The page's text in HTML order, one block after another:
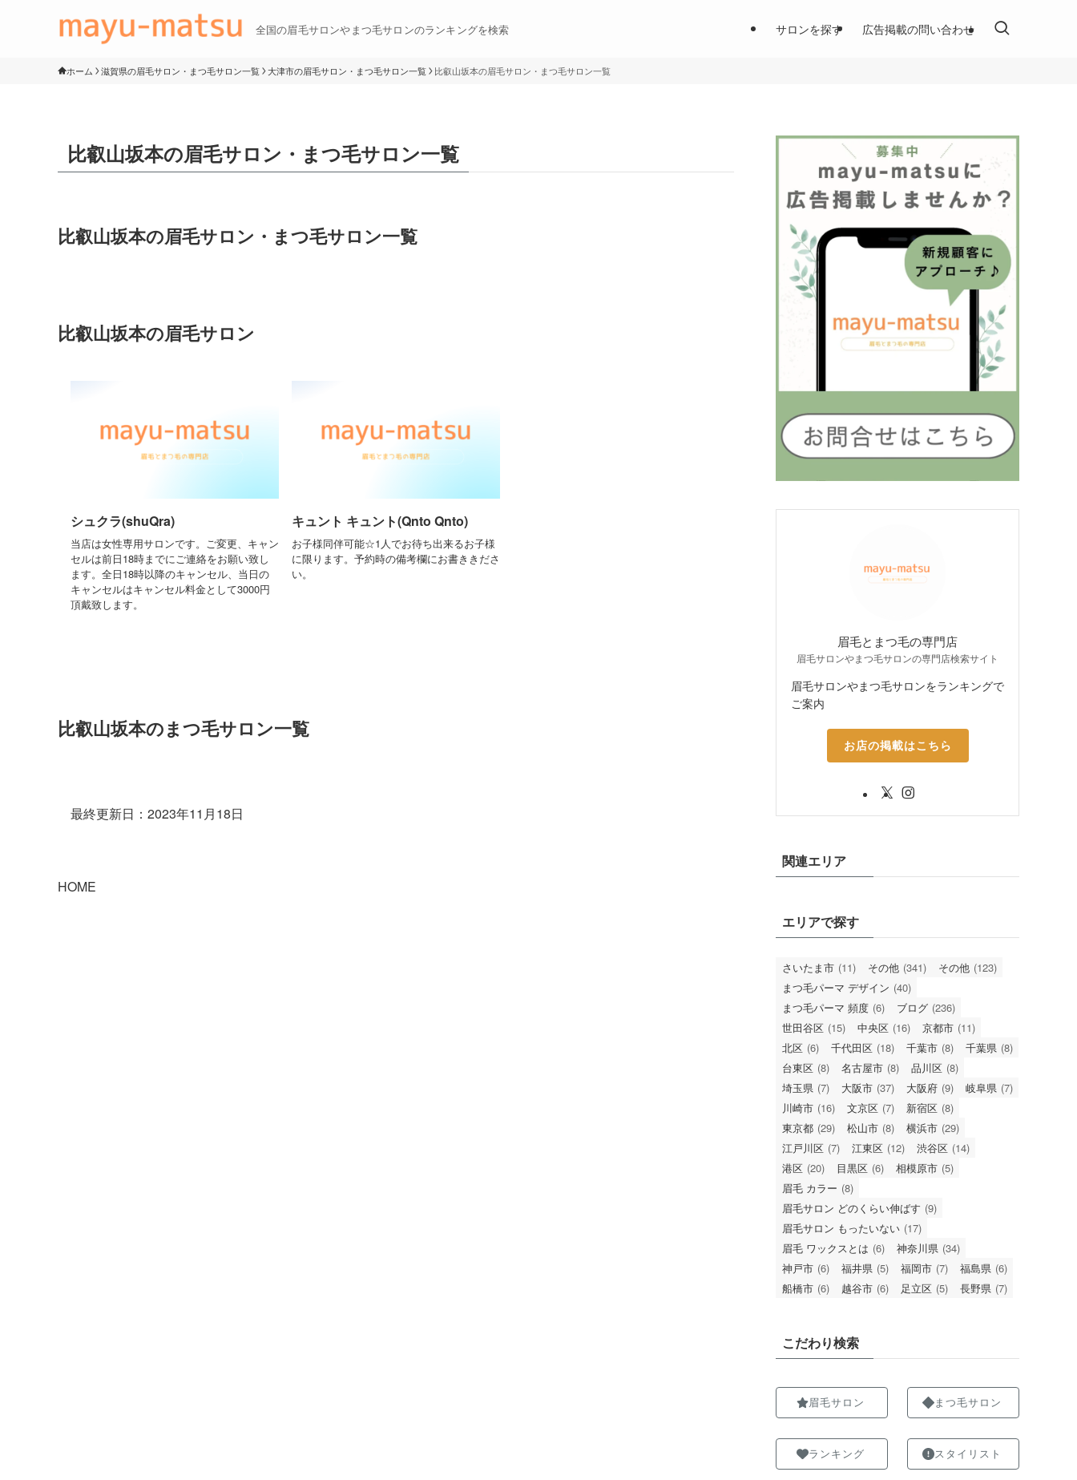
全国の眉毛サロンやまつ毛サロンのランキングを検索 サロンを探す 広告掲載の問い合わせ
ホーム 滋賀県の眉毛サロン・まつ毛サロン一覧 大津市の眉毛サロン・まつ毛サロン一覧 比叡山坂本の眉毛サロン・まつ毛サロン一覧
比叡山坂本の眉毛サロン・まつ毛サロン一覧
比叡山坂本の眉毛サロン・まつ毛サロン一覧
比叡山坂本の眉毛サロン
シュクラ(shuQra)
当店は女性専用サロンです。ご変更、キャン
セルは前日18時までにご連絡をお願い致し
ます。全日18時以降のキャンセル、当日の
キャンセルはキャンセル料金として3000円
頂戴致します。
キュント キュント(Qnto Qnto)
お子様同伴可能☆1人でお待ち出来るお子様
に限ります。予約時の備考欄にお書ききださ
い。
比叡山坂本のまつ毛サロン一覧
最終更新日：2023年11月18日
HOME
眉毛とまつ毛の専門店
眉毛サロンやまつ毛サロンの専門店検索サイト
眉毛サロンやまつ毛サロンをランキングで
ご案内
お店の掲載はこちら
関連エリア
エリアで探す
さいたま市 (11) その他 (341) その他 (123)
まつ毛パーマ デザイン (40)
まつ毛パーマ 頻度 (6) ブログ (236)
世田谷区 (15) 中央区 (16) 京都市 (11)
北区 (6) 千代田区 (18) 千葉市 (8) 千葉県 (8)
台東区 (8) 名古屋市 (8) 品川区 (8)
埼玉県 (7) 大阪市 (37) 大阪府 (9) 岐阜県 (7)
川崎市 (16) 文京区 (7) 新宿区 (8)
東京都 (29) 松山市 (8) 横浜市 (29)
江戸川区 (7) 江東区 (12) 渋谷区 (14)
港区 (20) 目黒区 (6) 相模原市 (5)
眉毛 カラー (8)
眉毛サロン どのくらい伸ばす (9)
眉毛サロン もったいない (17)
眉毛 ワックスとは (6) 神奈川県 (34)
神戸市 (6) 福井県 (5) 福岡市 (7) 福島県 (6)
船橋市 (6) 越谷市 (6) 足立区 (5) 長野県 (7)
こだわり検索
眉毛サロン
ランキング
まつ毛サロン
スタイリスト